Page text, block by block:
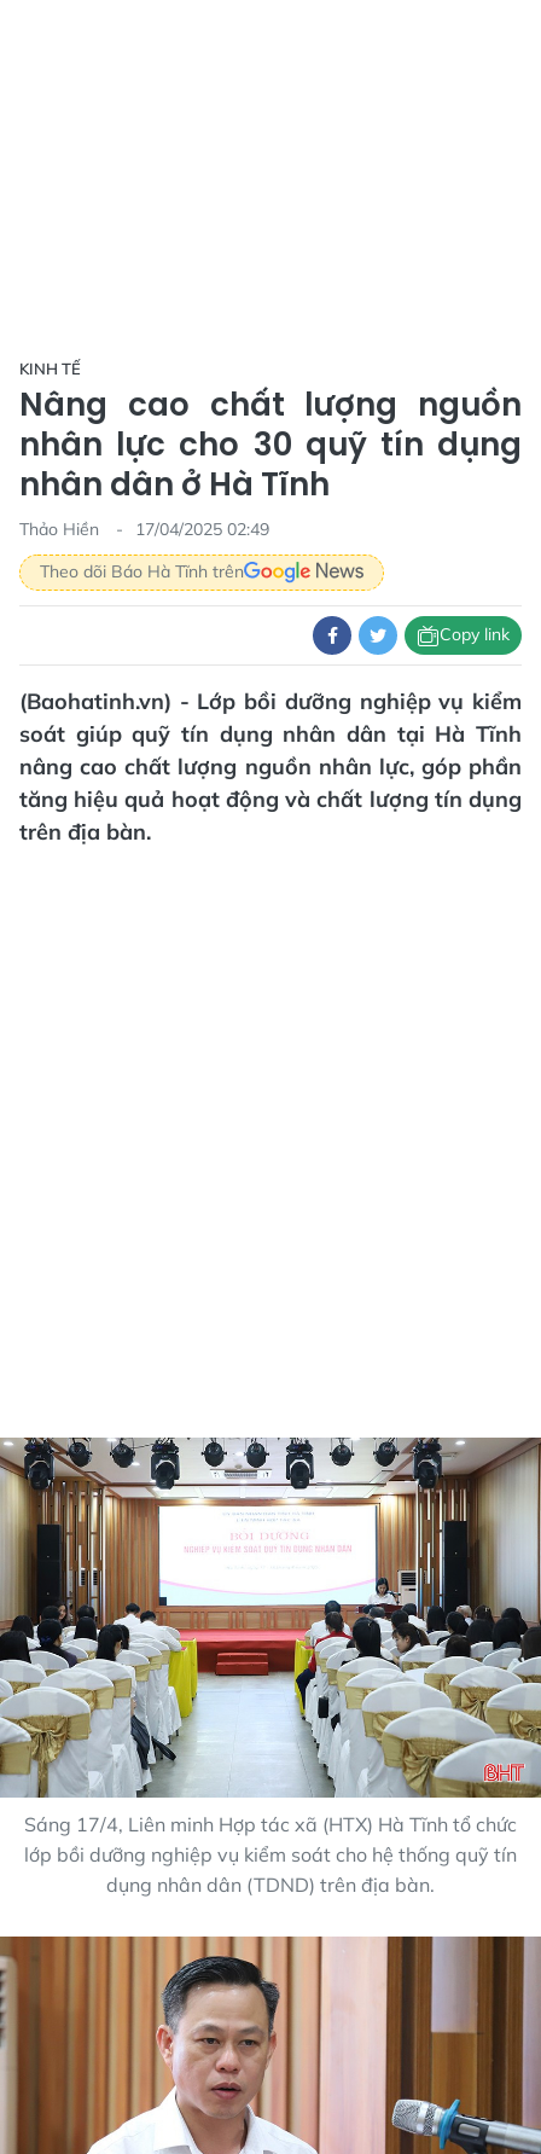
KINH TẾ
Nâng cao chất lượng nguồn
nhân lực cho 30 quỹ tín dụng
nhân dân ở Hà Tĩnh
Thảo Hiền
17/04/2025 02:49
Theo dõi Báo Hà Tĩnh trên
Copy link
(Baohatinh.vn) - Lớp bồi dưỡng nghiệp vụ kiểm
soát giúp quỹ tín dụng nhân dân tại Hà Tĩnh
nâng cao chất lượng nguồn nhân lực, góp phần
tăng hiệu quả hoạt động và chất lượng tín dụng
trên địa bàn.
Sáng 17/4, Liên minh Hợp tác xã (HTX) Hà Tĩnh tổ chức
lớp bồi dưỡng nghiệp vụ kiểm soát cho hệ thống quỹ tín
dụng nhân dân (TDND) trên địa bàn.